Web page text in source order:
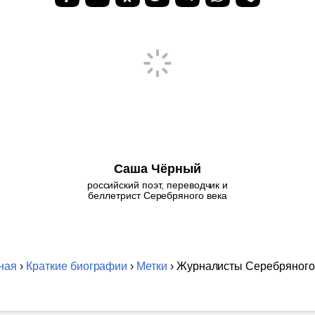
Саша Чёрный
российский поэт, переводчик и
беллетрист Серебряного века
› Краткие биографии › Метки › Журналисты